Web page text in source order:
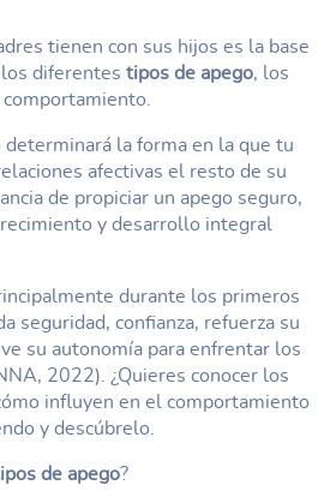
tienen con sus hijos es la base
diferentes tipos de apego, los
determinará la forma en la que tu
afectivas el resto de su
de propiciar un apego seguro,
y desarrollo integral
durante los primeros
seguridad, confianza, refuerza su
su autonomía para enfrentar los
2022). ¿Quieres conocer los
influyen en el comportamiento
y descúbrelo.
de apego?